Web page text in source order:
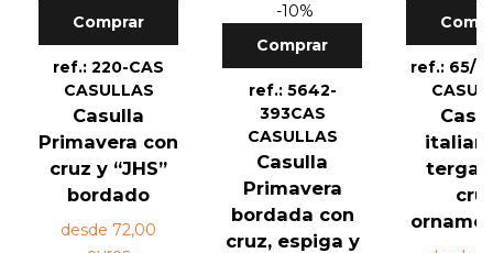
Comprar
ref.: 220-CAS
CASULLAS
Casulla
Primavera con
cruz y “JHS”
bordado
desde 72,00
-10%
Comprar
ref.: 5642-
393CAS
CASULLAS
Casulla
Primavera
bordada con
cruz, espiga y
ref.: 65/
tergal